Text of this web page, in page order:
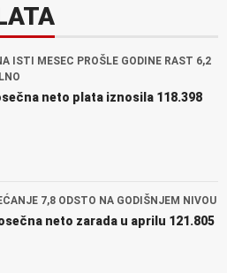
ISTI MESEC PROŠLE GODINE RAST 6,2
neto plata iznosila 118.398
7,8 ODSTO NA GODIŠNJEM NIVOU
neto zarada u aprilu 121.805